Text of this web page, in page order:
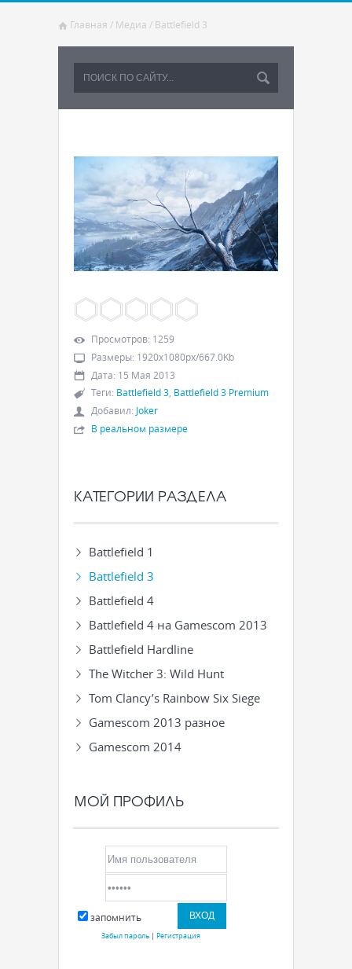
Главная / Медиа / Battlefield 3
Просмотров: 1259
Размеры: 1920x1080px/667.0Kb
Дата: 15 Мая 2013
Теги: Battlefield 3, Battlefield 3 Premium
Добавил: Joker
В реальном размере
КАТЕГОРИИ РАЗДЕЛА
Battlefield 1
Battlefield 3
Battlefield 4
Battlefield 4 на Gamescom 2013
Battlefield Hardline
The Witcher 3: Wild Hunt
Tom Clancy’s Rainbow Six Siege
Gamescom 2013 разное
Gamescom 2014
МОЙ ПРОФИЛЬ
запомнить
Забыл пароль| Регистрация